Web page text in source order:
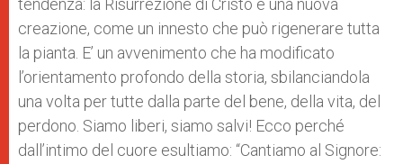
tendenza: la Risurrezione di Cristo è una nuova
creazione, come un innesto che può rigenerare tutta
la pianta. E’ un avvenimento che ha modificato
l’orientamento profondo della storia, sbilanciandola
una volta per tutte dalla parte del bene, della vita, del
perdono. Siamo liberi, siamo salvi! Ecco perché
dall’intimo del cuore esultiamo: “Cantiamo al Signore: